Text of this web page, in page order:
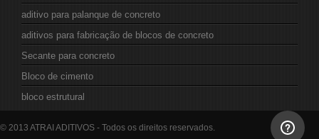
aditivo para palanque de concreto
aditivos para fabricação de blocos de concreto
Secante para concreto
Bloco de cimento
bloco estrutural
© 2013 ATRAI ADITIVOS - Todos os direitos reservados.